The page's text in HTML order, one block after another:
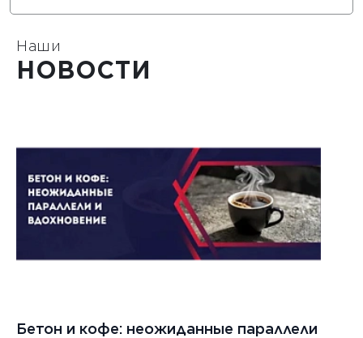
Наши
НОВОСТИ
Бетон и кофе: неожиданные параллели